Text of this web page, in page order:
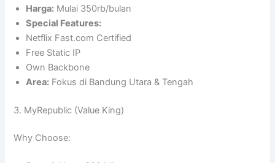
Harga: Mulai 350rb/bulan
Special Features:
Netflix Fast.com Certified
Free Static IP
Own Backbone
Area: Fokus di Bandung Utara & Tengah
3. MyRepublic (Value King)
Why Choose: